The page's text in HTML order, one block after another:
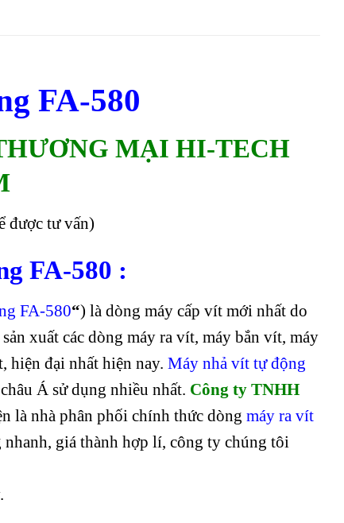
FA-580
MẠI HI-TECH
được tư vấn)
FA-580 :
FA-580“) là dòng máy cấp vít mới nhất do
xuất các dòng máy ra vít, máy bắn vít, máy
hiện đại nhất hiện nay. Máy nhả vít tự động
Á sử dụng nhiều nhất. Công ty TNHH
là nhà phân phối chính thức dòng máy ra vít
giá thành hợp lí, công ty chúng tôi